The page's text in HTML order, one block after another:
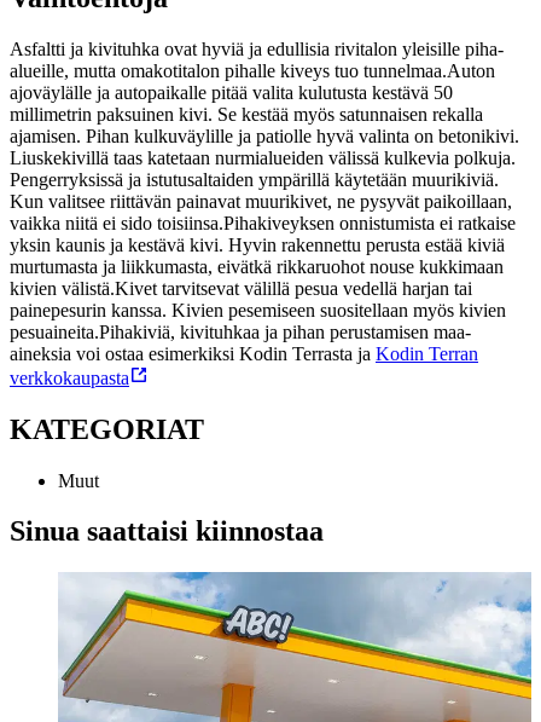
Asfaltti ja kivituhka ovat hyviä ja edullisia rivitalon yleisille piha-
alueille, mutta omakotitalon pihalle kiveys tuo tunnelmaa.Auton
ajoväylälle ja autopaikalle pitää valita kulutusta kestävä 50
millimetrin paksuinen kivi. Se kestää myös satunnaisen rekalla
ajamisen. Pihan kulkuväylille ja patiolle hyvä valinta on betonikivi.
Liuskekivillä taas katetaan nurmialueiden välissä kulkevia polkuja.
Pengerryksissä ja istutusaltaiden ympärillä käytetään muurikiviä.
Kun valitsee riittävän painavat muurikivet, ne pysyvät paikoillaan,
vaikka niitä ei sido toisiinsa.Pihakiveyksen onnistumista ei ratkaise
yksin kaunis ja kestävä kivi. Hyvin rakennettu perusta estää kiviä
murtumasta ja liikkumasta, eivätkä rikkaruohot nouse kukkimaan
kivien välistä.Kivet tarvitsevat välillä pesua vedellä harjan tai
painepesurin kanssa. Kivien pesemiseen suositellaan myös kivien
pesuaineita.Pihakiviä, kivituhkaa ja pihan perustamisen maa-
aineksia voi ostaa esimerkiksi Kodin Terrasta ja Kodin Terran
verkkokaupasta
KATEGORIAT
Muut
Sinua saattaisi kiinnostaa